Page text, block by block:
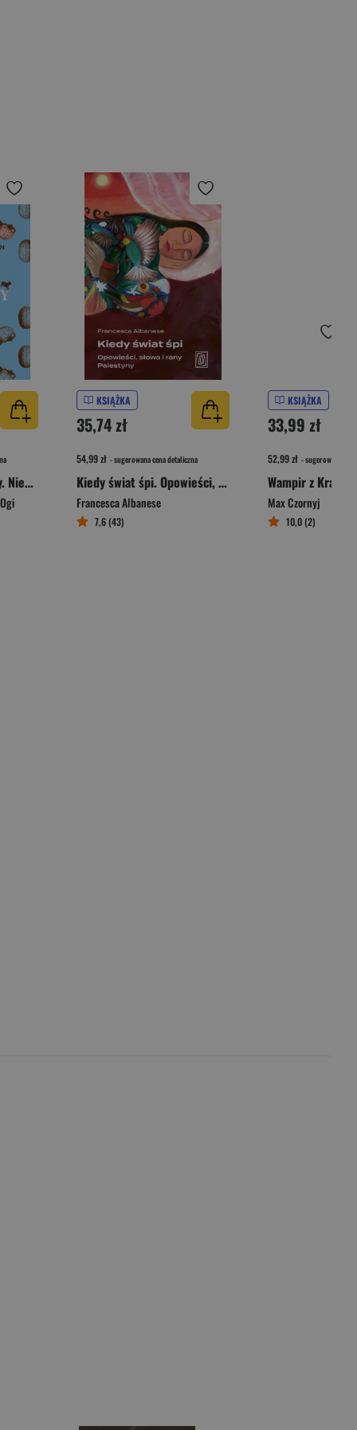
Czarna owca medycyny. Nieopowiedziana historia psychiatrii
KSIĄŻKA
35,74 zł
54,99 zł - sugerowana cena detaliczna
Kiedy świat śpi. Opowieści, słowa i rany Palestyny
Francesca Albanese
7,6 (43)
KSIĄŻKA
33,99 zł
52,99 zł - sugerowana
Wampir z
Max Czornyj
10,0 (2)